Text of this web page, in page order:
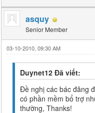
asquy
Senior Member
03-10-2010, 09:30 AM
Duynet12 Đã viết:
Đề nghị các bác đăng
có phần mềm bổ trợ
thường, Thanks!